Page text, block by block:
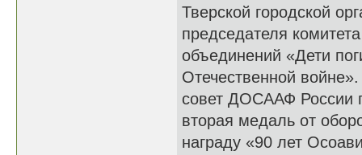
Тверской городской
председателя
объединений «Дети
Отечественной
совет ДОСААФ России
вторая медаль от
награду «90 лет